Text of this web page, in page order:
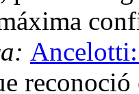
reconoció